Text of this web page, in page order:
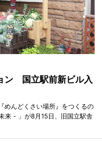
ン 国立駅前新ビル入
めんどくさい場所』をつくるの
来 - 」が8月15日、旧国立駅舎